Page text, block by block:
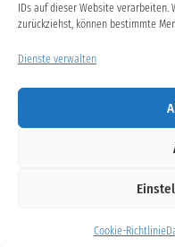
IDs auf dieser Website
zurückziehst, können bestimmte
Dienste verwalten
Cookie-Richtlinie
des Themas war den
Staatssekretärin Gonca
anzumerken. Die
[…]